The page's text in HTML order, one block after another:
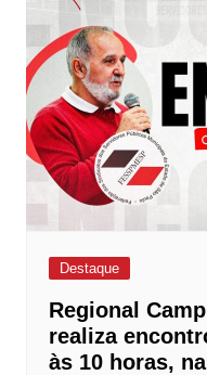
Destaque
Regional
realiza
às 10 horas,